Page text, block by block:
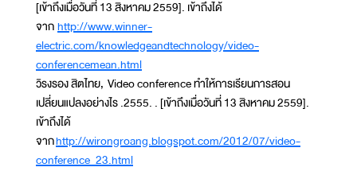
[เข้าถึงเมื่อวันที่ 13 สิงหาคม 2559]. เข้าถึงได้
จากhttp://www.winner-
electric.com/knowledgeandtechnology/video-
conferencemean.html
วิรงรอง สิตไทย, Video conference ทำให้การเรียนการสอน
เปลี่ยนแปลงอย่างไร .2555. . [เข้าถึงเมื่อวันที่ 13 สิงหาคม 2559].
เข้าถึงได้
จากhttp://wirongroang.blogspot.com/2012/07/video-
conference_23.html